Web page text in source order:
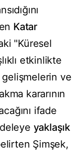
Katar
"Küresel
etkinlikte
ve
kararının
ifade
yaklaşık
Şimşek,